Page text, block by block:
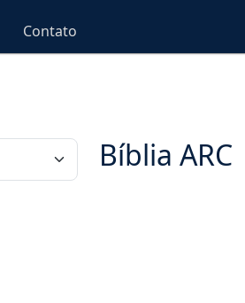
Contato
Bíblia ARC